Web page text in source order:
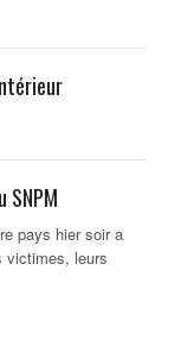
SNPM
pays hier soir a
victimes, leurs